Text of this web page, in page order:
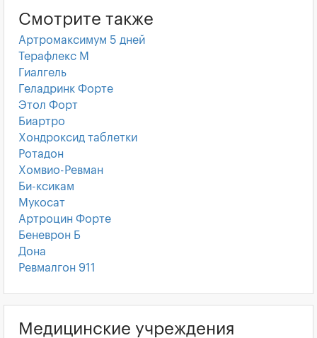
Смотрите также
Артромаксимум 5 дней
Терафлекс М
Гиалгель
Геладринк Форте
Этол Форт
Биартро
Хондроксид таблетки
Ротадон
Хомвио-Ревман
Би-ксикам
Мукосат
Артроцин Форте
Беневрон Б
Дона
Ревмалгон 911
Медицинские учреждения